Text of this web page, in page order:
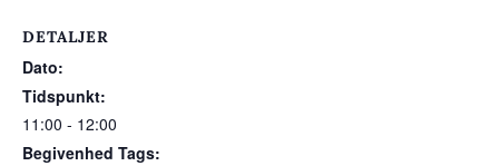
DETALJER
Dato:
Tidspunkt:
11:00 - 12:00
Begivenhed Tags: